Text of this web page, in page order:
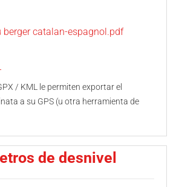
berger catalan-espagnol.pdf
/ KML le permiten exportar el
a su GPS (u otra herramienta de
de desnivel